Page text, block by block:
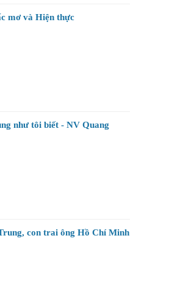
mơ và Hiện thực
như tôi biết - NV Quang
con trai ông Hồ Chí Minh